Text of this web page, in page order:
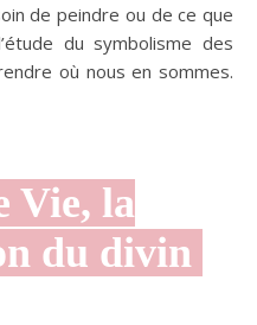
de peindre ou de ce que
du symbolisme des
où nous en sommes.
Vie, la
du divin